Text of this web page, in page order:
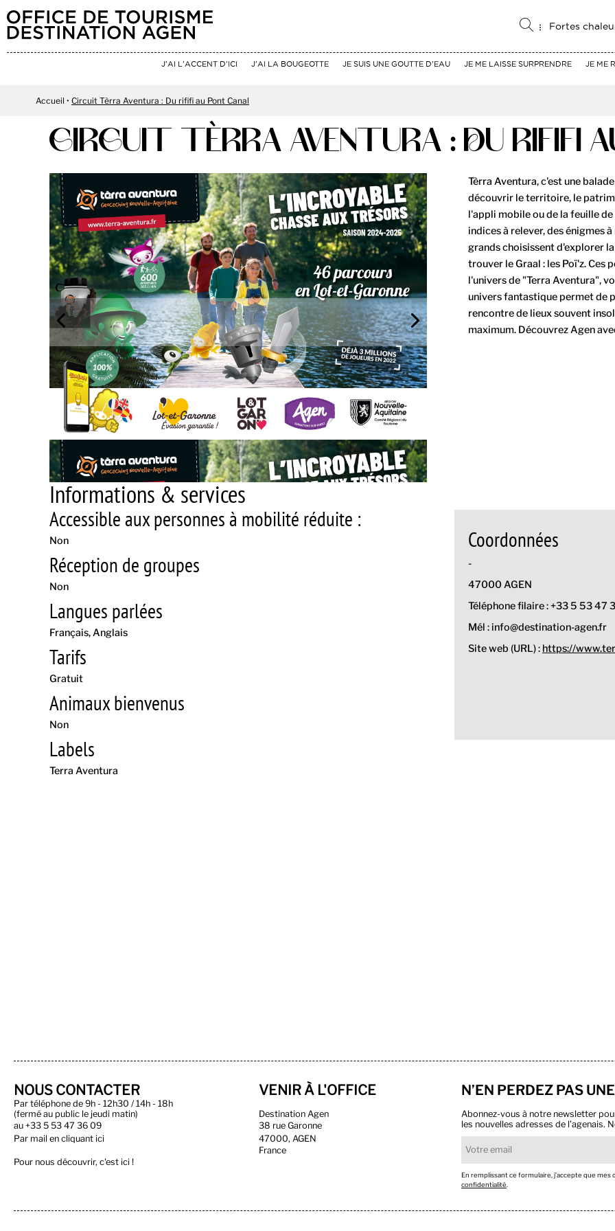
Fortes
J'AI L'ACCENT D'ICI J'AI LA BOUGEOTTE JE SUIS UNE GOUTTE D'EAU JE ME LAISSE SURPRENDRE JE ME
Accueil Circuit Tèrra Aventura : Du rififi au Pont Canal
CIRCUIT TÈRRA AVENTURA : DU RIFIFI
Tèrra Aventura, c'est une
découvrir le territoire, le
l'appli mobile ou de la feuille
indices à relever, des énigmes
grands choisissent d'explorer
trouver le Graal : les Poï'z.
l'univers de "Terra Aventura",
univers fantastique permet de
rencontre de lieux souvent
maximum. Découvrez Agen
Informations & services
Accessible aux personnes à mobilité réduite :
Non
Réception de groupes
Non
Langues parlées
Français Anglais
Tarifs
Gratuit
Animaux bienvenus
Non
Coordonnées
-
47000 AGEN
Téléphone filaire : +33 5 53 47
Mél : info@destination-agen.fr
Site web (URL) : https://
Labels
Terra Aventura
NOUS CONTACTER
Par téléphone de 9h - 12h30 / 14h - 18h
(fermé au public le jeudi matin)
au +33 5 53 47 36 09
Par mail en cliquant ici
Pour nous découvrir, c'est ici !
VENIR À L'OFFICE
Destination Agen
38 rue Garonne
47000, AGEN
France
N’EN PERDEZ PAS
Abonnez-vous à notre newsletter
les nouvelles adresses de l’agenais.
En remplissant ce formulaire, j’accepte que
confidentialité